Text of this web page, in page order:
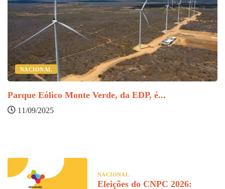
NACIONAL
Parque Eólico Monte Verde, da EDP, é...
11/09/2025
NACIONAL
Eleições do CNPC 2026: